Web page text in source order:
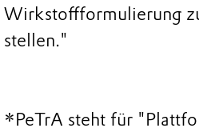
Wirkstoffformulierung
stellen."
*PeTrA steht für